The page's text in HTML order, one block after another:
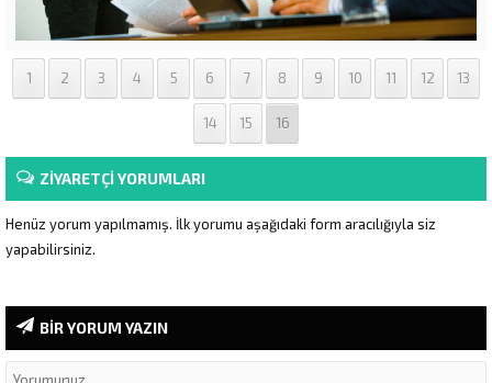
1 2 3 4 5 6 7 8 9 10 11 12 13
14 15 16
ZİYARETÇİ YORUMLARI
Henüz yorum yapılmamış. İlk yorumu aşağıdaki form aracılığıyla siz
yapabilirsiniz.
BİR YORUM YAZIN